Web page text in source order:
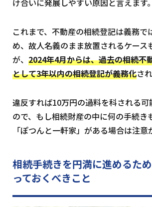
け合いに発展しやすい原因と言えます。
これまで、不動産の相続登記は義務で
め、故人名義のまま放置されるケース
が、 2024年4月からは、過去の相続不
として3年以内の相続登記が義務化さ
違反すれば10万円の過料を科される可
ので、もし相続財産の中に何の手続き
「ぽつんと一軒家」がある場合は注意
相続手続きを円満に進めるた
っておくべきこと